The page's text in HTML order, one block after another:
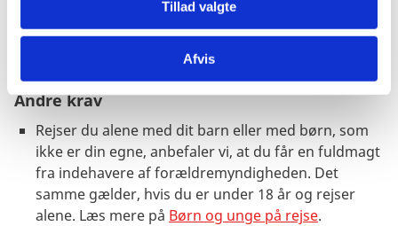
Tillad valgte
Afvis
Andre krav
Rejser du alene med dit barn eller med børn, som
ikke er din egne, anbefaler vi, at du får en fuldmagt
fra indehavere af forældremyndigheden. Det
samme gælder, hvis du er under 18 år og rejser
alene. Læs mere på Børn og unge på rejse.